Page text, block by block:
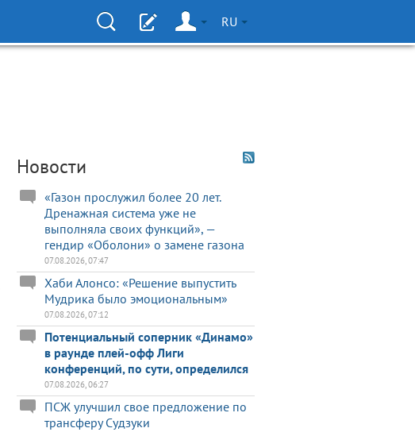
RU
Новости
«Газон прослужил более 20 лет.
Дренажная система уже не
выполняла своих функций», —
гендир «Оболони» о замене газона
07.08.2026, 07:47
Хаби Алонсо: «Решение выпустить
Мудрика было эмоциональным»
07.08.2026, 07:12
Потенциальный соперник «Динамо»
в раунде плей-офф Лиги
конференций, по сути, определился
07.08.2026, 06:27
ПСЖ улучшил свое предложение по
трансферу Судзуки